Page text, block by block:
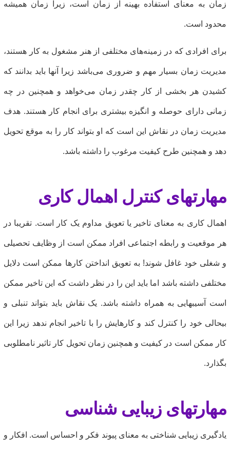
زمان به معنای استفاده بهینه از زمان است، زیرا زمان همیشه
محدود است.
برای افرادی که در زمینه‌های مختلفی از هنر مشغول به کار هستند،
مدیریت زمان بسیار مهم و ضروری می‌باشد زیرا آنها باید بدانند که
کشیدن هر بخشی از کار چقدر زمان می‌خواهد و همچنین در چه
زمانی دارای حوصله و انگیزه بیشتری برای انجام کار هستند. هدف
مدیریت زمان در نقاش این است که او بتواند کار را به موقع تحویل
دهد و همچنین طرح کیفیت مرغوب را داشته باشد.
مهارتهای کنترل اهمال کاری
اهمال کاری به معنای تاخیر یا تعویق مداوم یک کار است. تقریبا در
هر موقعیت و رابطه اجتماعی افراد ممکن است از وظایف تحصیلی
و شغلی خود غافل شوند! به تعویق انداختن کارها ممکن است دلایل
مختلفی داشته باشد اما باید این را در نظر داشت که این تاخیر ممکن
است آسیبهایی به همراه داشته باشد. یک نقاش باید بتواند تنبلی و
بیحالی خود را کنترل کند و کارهایش را با تاخیر انجام ندهد زیرا این
کار ممکن است در کیفیت و همچنین زمان تحویل کار تاثیر نامطلوبی
بگذارد.
مهارتهای زیبایی شناسی
یادگیری زیبایی شناختی به معنای پیوند فکر و احساس است. افکار و